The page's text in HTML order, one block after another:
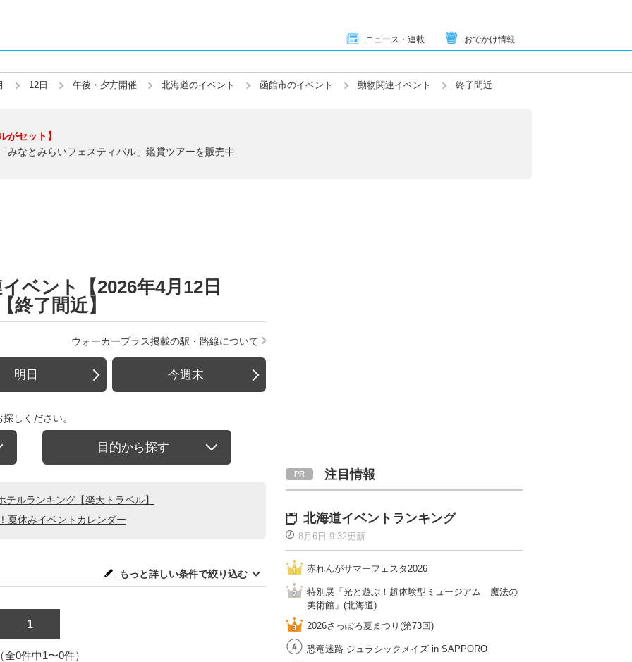
ニュース・連載 おでかけ情報
12日 午後・夕方開催 北海道のイベント 函館市のイベント 動物関連イベント 終了間近
がセット】
みなとみらいフェスティバル」鑑賞ツアーを販売中
ベント【2026年4月12日
終了間近】
ウォーカープラス掲載の駅・路線について
明日 今週末
しください。
目的から探す
ルランキング【楽天トラベル】
夏休みイベントカレンダー
もっと詳しい条件で絞り込む
1
全0件中1〜0件）
注目情報
北海道イベントランキング
8月6日 9:32更新
赤れんがサマーフェスタ2026
特別展「光と遊ぶ！超体験型ミュージアム 魔法の
美術館」(北海道)
2026さっぽろ夏まつり(第73回)
恐竜迷路 ジュラシックメイズ in SAPPORO